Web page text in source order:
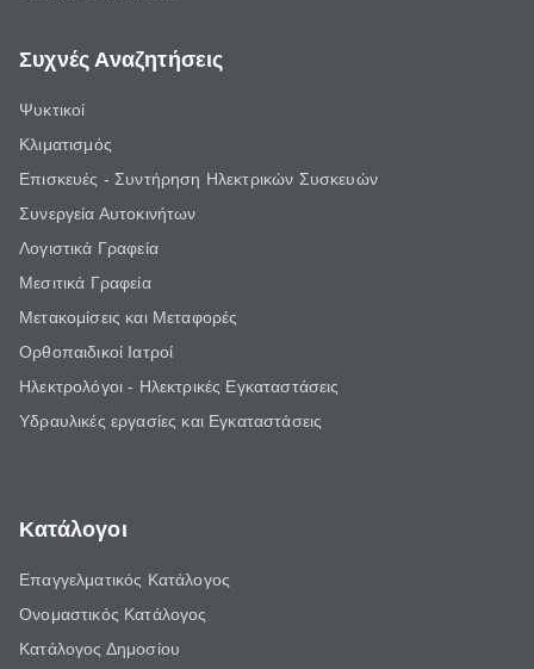
Συχνές Αναζητήσεις
Ψυκτικοί
Κλιματισμός
Επισκευές - Συντήρηση Ηλεκτρικών Συσκευών
Συνεργεία Αυτοκινήτων
Λογιστικά Γραφεία
Μεσιτικά Γραφεία
Μετακομίσεις και Μεταφορές
Ορθοπαιδικοί Ιατροί
Ηλεκτρολόγοι - Ηλεκτρικές Εγκαταστάσεις
Υδραυλικές εργασίες και Εγκαταστάσεις
Κατάλογοι
Επαγγελματικός Κατάλογος
Ονομαστικός Κατάλογος
Κατάλογος Δημοσίου